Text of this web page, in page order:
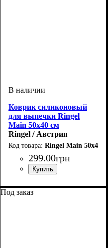
Коврик силиконовый
для выпечки Ringel
Main 50х40 см
Ringel / Австрия
Ringel Main 50х40
299.00грн
Под заказ